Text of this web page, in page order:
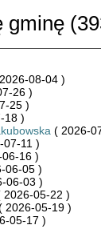
gminę (
08-04 )
26 )
25 )
18 )
( 2026-
07-11 )
16 )
06-05 )
06-03 )
2026-05-22 )
2026-05-19 )
05-17 )